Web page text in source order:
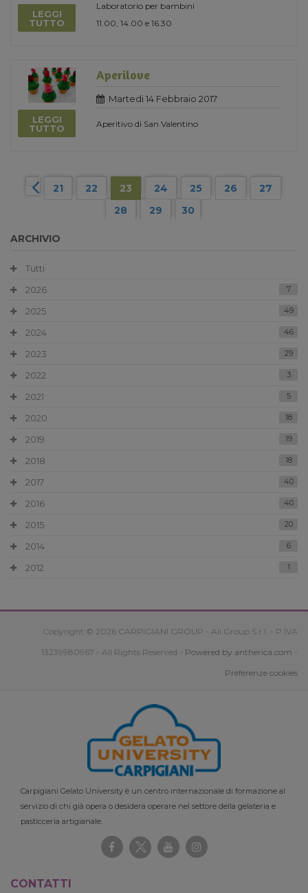
LEGGI
TUTTO
Laboratorio per bambini
11.00, 14.00 e 16.30
LEGGI
TUTTO
Aperilove
Martedi 14 Febbraio 2017
Aperitivo di San Valentino
21 22 23 24 25 26
27
28
29 30
ARCHIVIO
Tutti
2026
7
2025 49
2024 46
2023 29
2022 3
2021 5
2020 18
2019 19
2018 18
2017 40
2016 40
2015 20
2014 6
2012 1
Copyright © 2026 CARPIGIANI GROUP - Ali Group S.r.l. - P.IVA
13239980967 - All Rights Reserved - Powered by antherica.com -
Preferenze cookies
Carpigiani Gelato University è un centro internazionale di formazione al
servizio di chi già opera o desidera operare nel settore della gelateria e
pasticceria artigianale.
CONTATTI